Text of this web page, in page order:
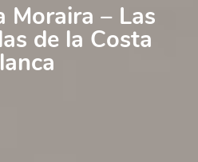
Moraira – Las
de la Costa